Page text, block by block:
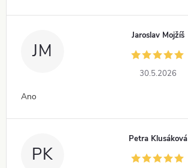
JM
Jaroslav Mojžíš
30.5.2026
Ano
PK
Petra Klusáková